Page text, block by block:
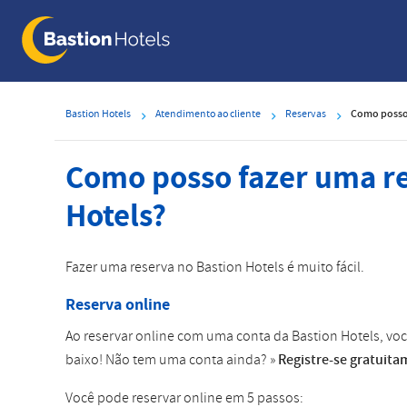
main
content
Bastion Hotels Atendimento ao cliente Reservas Como
Como posso fazer uma
Hotels?
Fazer uma reserva no Bastion Hotels é muito fácil.
Reserva online
Ao reservar online com uma conta da Bastion Hotels,
baixo! Não tem uma conta ainda? »Registre-se
Você pode reservar online em 5 passos: